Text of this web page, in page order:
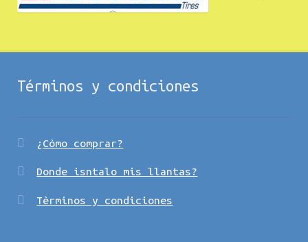
Términos y condiciones
¿Còmo comprar?
Donde isntalo mis llantas?
Tèrminos y condiciones